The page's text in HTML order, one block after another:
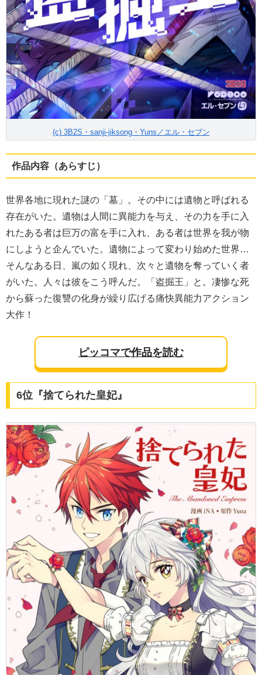
(c) 3B2S・sanji-jiksong・Yuns／エル・セブン
作品内容（あらすじ）
世界各地に現れた謎の「墓」。その中には遺物と呼ばれる
存在がいた。遺物は人間に異能力を与え、その力を手に入
れたある者は巨万の富を手に入れ、ある者は世界を我が物
にしようと企んでいた。遺物によって変わり始めた世界…
そんなある日、嵐の如く現れ、次々と遺物を奪っていく者
がいた。人々は彼をこう呼んだ。「盗掘王」と。凄惨な死
から蘇った復讐の化身が繰り広げる痛快異能力アクション
大作！
ピッコマで作品を読む
6位『捨てられた皇妃』